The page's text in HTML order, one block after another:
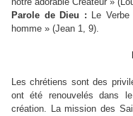
Parole de Dieu : Le
homme » (Jean 1, 9).
Les chrétiens sont des
ont été renouvelés dans
création. La mission des